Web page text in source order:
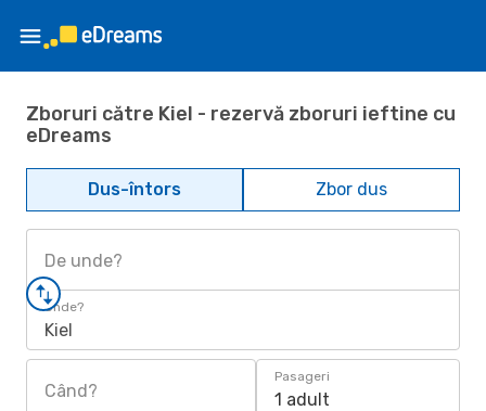
Zboruri către Kiel - rezervă zboruri ieftine cu
eDreams
Dus-întors Zbor dus
De unde?
Unde?
Kiel
Când?
Pasageri
1 adult